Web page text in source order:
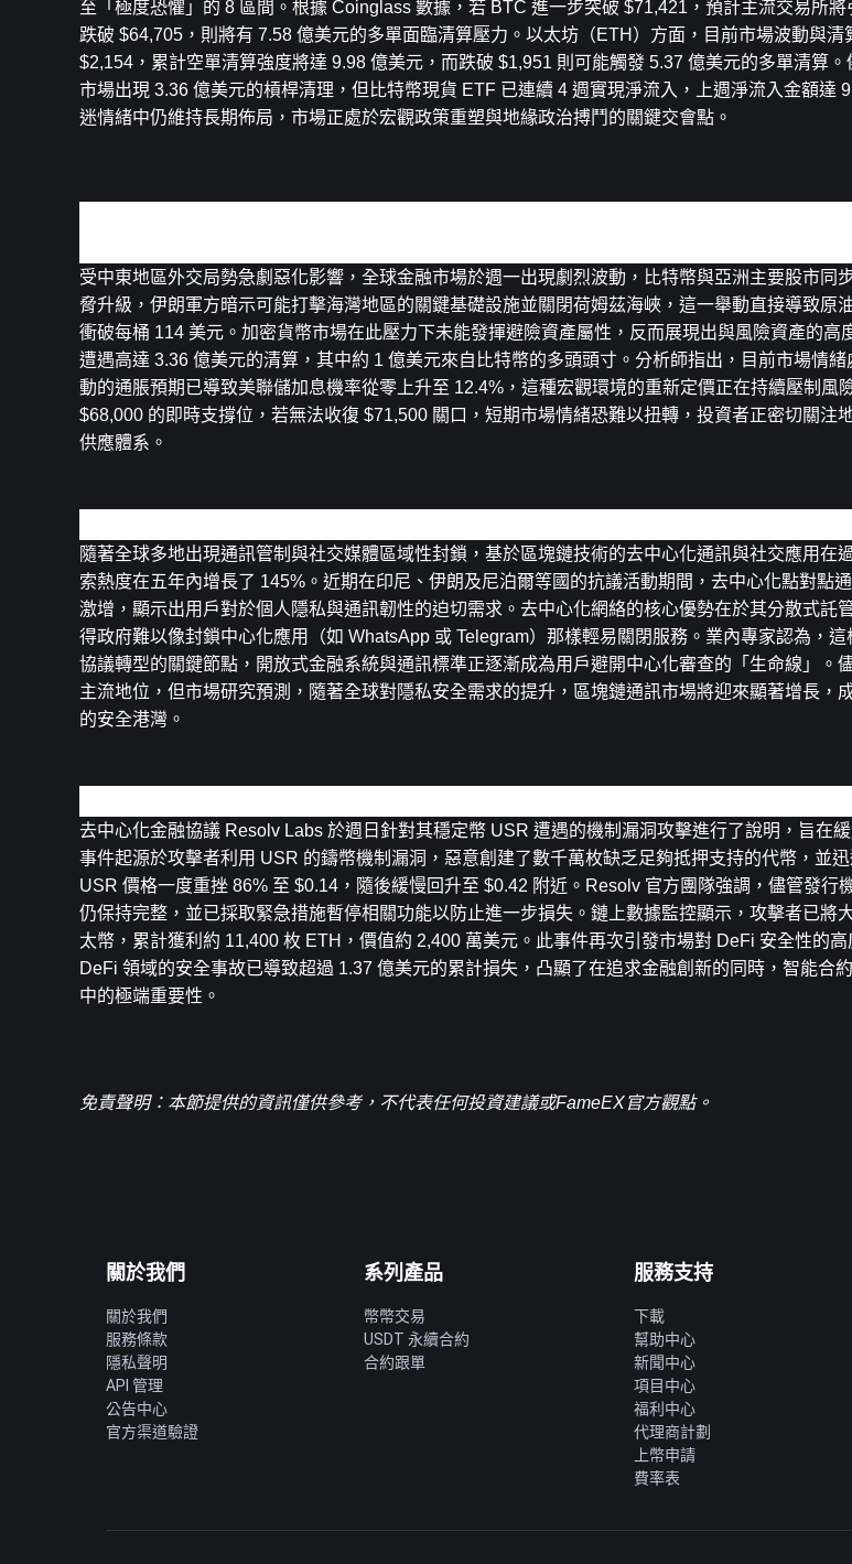
至「極度恐懼」的 8 區間。根據 Coinglass 數據，若 BTC 進一步突破 $71,421，預計主流交易所
跌破 $64,705，則將有 7.58 億美元的多單面臨清算壓力。以太坊（ETH）方面，目前市場波動與
$2,154，累計空單清算強度將達 9.98 億美元，而跌破 $1,951 則可能觸發 5.37 億美元的多單清算
市場出現 3.36 億美元的槓桿清理，但比特幣現貨 ETF 已連續 4 週實現淨流入，上週淨流入金額達
迷情緒中仍維持長期佈局，市場正處於宏觀政策重塑與地緣政治搏鬥的關鍵交會點。
受中東地區外交局勢急劇惡化影響，全球金融市場於週一出現劇烈波動，比特幣與亞洲主要股市同
脅升級，伊朗軍方暗示可能打擊海灣地區的關鍵基礎設施並關閉荷姆茲海峽，這一舉動直接導致原
衝破每桶 114 美元。加密貨幣市場在此壓力下未能發揮避險資產屬性，反而展現出與風險資產的高
遭遇高達 3.36 億美元的清算，其中約 1 億美元來自比特幣的多頭頭寸。分析師指出，目前市場情
動的通脹預期已導致美聯儲加息機率從零上升至 12.4%，這種宏觀環境的重新定價正在持續壓制風
$68,000 的即時支撐位，若無法收復 $71,500 關口，短期市場情緒恐難以扭轉，投資者正密切關注
供應體系。
隨著全球多地出現通訊管制與社交媒體區域性封鎖，基於區塊鏈技術的去中心化通訊與社交應用在
索熱度在五年內增長了 145%。近期在印尼、伊朗及尼泊爾等國的抗議活動期間，去中心化點對點
激增，顯示出用戶對於個人隱私與通訊韌性的迫切需求。去中心化網絡的核心優勢在於其分散式託
得政府難以像封鎖中心化應用（如 WhatsApp 或 Telegram）那樣輕易關閉服務。業內專家認為，
協議轉型的關鍵節點，開放式金融系統與通訊標準正逐漸成為用戶避開中心化審查的「生命線」。
主流地位，但市場研究預測，隨著全球對隱私安全需求的提升，區塊鏈通訊市場將迎來顯著增長，
的安全港灣。
去中心化金融協議 Resolv Labs 於週日針對其穩定幣 USR 遭遇的機制漏洞攻擊進行了說明，旨在
事件起源於攻擊者利用 USR 的鑄幣機制漏洞，惡意創建了數千萬枚缺乏足夠抵押支持的代幣，並
USR 價格一度重挫 86% 至 $0.14，隨後緩慢回升至 $0.42 附近。Resolv 官方團隊強調，儘管發行
仍保持完整，並已採取緊急措施暫停相關功能以防止進一步損失。鏈上數據監控顯示，攻擊者已將
太幣，累計獲利約 11,400 枚 ETH，價值約 2,400 萬美元。此事件再次引發市場對 DeFi 安全性的
DeFi 領域的安全事故已導致超過 1.37 億美元的累計損失，凸顯了在追求金融創新的同時，智能合
中的極端重要性。
免責聲明：本節提供的資訊僅供參考，不代表任何投資建議或FameEX官方觀點。
關於我們
關於我們
服務條款
隱私聲明
API 管理
公告中心
官方渠道驗證
系列產品
幣幣交易
USDT 永續合約
合約跟單
服務支持
下載
幫助中心
新聞中心
項目中心
福利中心
代理商計劃
上幣申請
費率表